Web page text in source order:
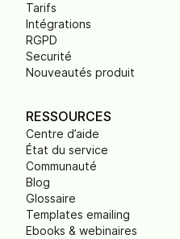
Tarifs
Intégrations
RGPD
Securité
Nouveautés produit
RESSOURCES
Centre d’aide
État du service
Communauté
Blog
Glossaire
Templates emailing
Ebooks & webinaires